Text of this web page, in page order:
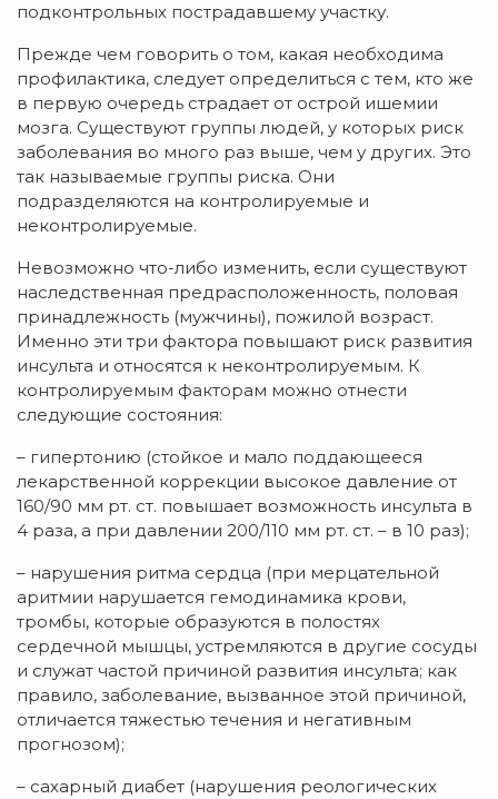
подконтрольных пострадавшему участку.
Прежде чем говорить о том, какая необходима
профилактика, следует определиться с тем, кто же
в первую очередь страдает от острой ишемии
мозга. Существуют группы людей, у которых риск
заболевания во много раз выше, чем у других. Это
так называемые группы риска. Они
подразделяются на контролируемые и
неконтролируемые.
Невозможно что-либо изменить, если существуют
наследственная предрасположенность, половая
принадлежность (мужчины), пожилой возраст.
Именно эти три фактора повышают риск развития
инсульта и относятся к неконтролируемым. К
контролируемым факторам можно отнести
следующие состояния:
– гипертонию (стойкое и мало поддающееся
лекарственной коррекции высокое давление от
160/90 мм рт. ст. повышает возможность инсульта в
4 раза, а при давлении 200/110 мм рт. ст. – в 10 раз);
– нарушения ритма сердца (при мерцательной
аритмии нарушается гемодинамика крови,
тромбы, которые образуются в полостях
сердечной мышцы, устремляются в другие сосуды
и служат частой причиной развития инсульта; как
правило, заболевание, вызванное этой причиной,
отличается тяжестью течения и негативным
прогнозом);
– сахарный диабет (нарушения реологических